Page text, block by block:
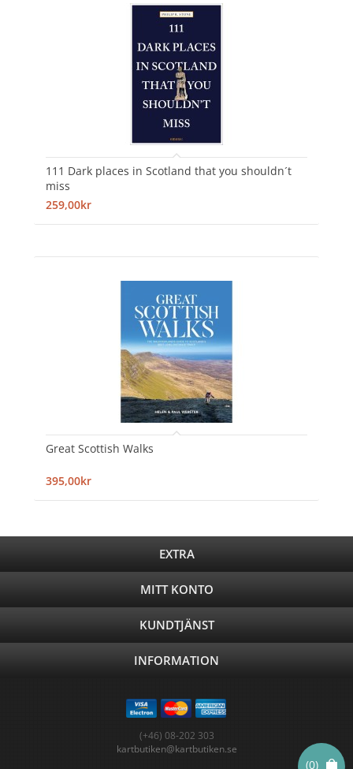
(0)
111 Dark places in Scotland that you shouldn´t
miss
259,00kr
Great Scottish Walks
395,00kr
EXTRA
MITT KONTO
KUNDTJÄNST
INFORMATION
(+46) 08-202 303
kartbutiken@kartbutiken.se